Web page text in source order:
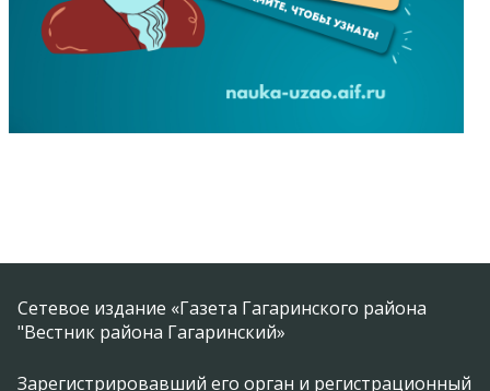
Сетевое издание «Газета Гагаринского района
"Вестник района Гагаринский»
Зарегистрировавший его орган и регистрационный